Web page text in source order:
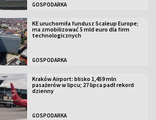
GOSPODARKA
KE uruchomiła fundusz Scaleup Europe;
ma zmobilizować 5 mld euro dla firm
technologicznych
GOSPODARKA
Kraków Airport: blisko 1,459 mln
pasażerów w lipcu; 27 lipca padł rekord
dzienny
GOSPODARKA